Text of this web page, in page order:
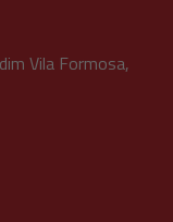
Vila Formosa,